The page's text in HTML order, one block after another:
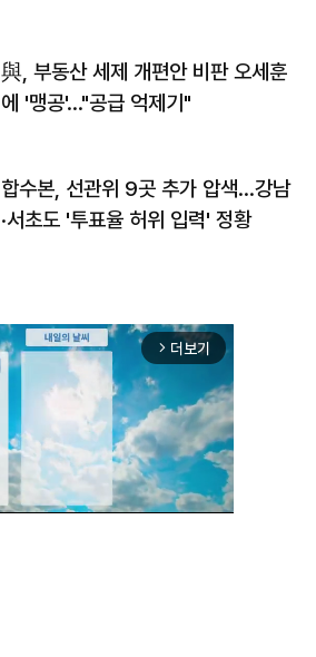
與, 부동산 세제 개편안 비판 오세훈
에 '맹공'…"공급 억제기"
합수본, 선관위 9곳 추가 압색…강남
·서초도 '투표율 허위 입력' 정황
arrow_forward_ios 더보기